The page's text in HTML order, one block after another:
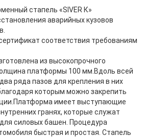
стапель «SIVER К»
аварийных кузовов
соответствия требованиям
из высокопрочного
платформы 100 мм.Вдоль всей
ряда пазов для крепления в них
которым можно закрепить
имеет выступающие
гранях, которые служат
силовых башен. Процедура
быстрая и простая. Стапель